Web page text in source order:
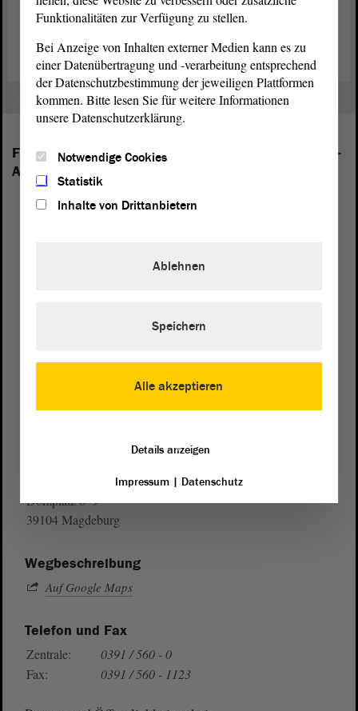
Folgende Fraktionen sind im Landtag von Sachsen-
Anhalt vertreten:
von Sachsen-Anhalt
Domplatz 6–9
39104 Magdeburg
Wegbeschreibung
Auf Google Maps
Telefon und Fax
Zentrale:
0391 / 560 - 0
Fax:
0391 / 560 - 1123
Funktionalitäten zur Verfügung zu stellen.
Bei Anzeige von Inhalten externer Medien kann es zu
einer Datenübertragung und -verarbeitung entsprechend
der Datenschutzbestimmung der jeweiligen Plattformen
kommen. Bitte lesen Sie für weitere Informationen
unsere Datenschutzerklärung.
Notwendige Cookies
Statistik
Inhalte von Drittanbietern
Alle akzeptieren
Ablehnen
Speichern
Details anzeigen
Impressum| Datenschutz